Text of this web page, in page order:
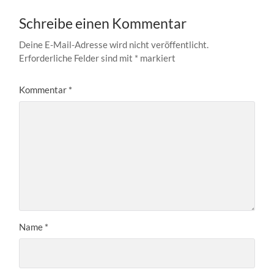
Schreibe einen Kommentar
Deine E-Mail-Adresse wird nicht veröffentlicht.
Erforderliche Felder sind mit * markiert
Kommentar *
Name *